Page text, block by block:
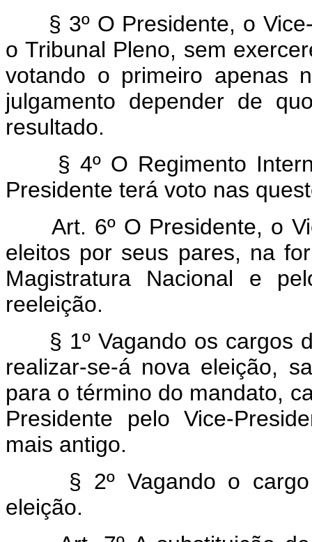
§ 3º O Presidente, o
o Tribunal Pleno, sem
votando o primeiro apenas
julgamento depender de
resultado.
§ 4º O Regimento
Presidente terá voto nas
Art. 6º O Presidente, o
eleitos por seus pares, na
Magistratura Nacional e
reeleição.
§ 1º Vagando os cargos
realizar-se-á nova eleição,
para o término do mandato,
Presidente pelo Vice-
mais antigo.
§ 2º Vagando o cargo
eleição.